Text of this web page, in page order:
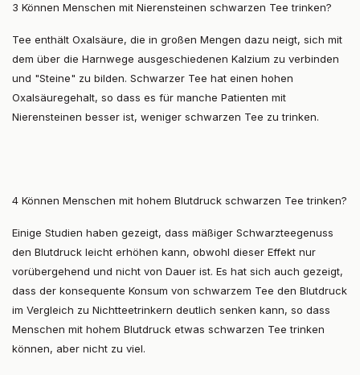
3 Können Menschen mit Nierensteinen schwarzen Tee trinken?
Tee enthält Oxalsäure, die in großen Mengen dazu neigt, sich mit
dem über die Harnwege ausgeschiedenen Kalzium zu verbinden
und "Steine" zu bilden. Schwarzer Tee hat einen hohen
Oxalsäuregehalt, so dass es für manche Patienten mit
Nierensteinen besser ist, weniger schwarzen Tee zu trinken.
4 Können Menschen mit hohem Blutdruck schwarzen Tee trinken?
Einige Studien haben gezeigt, dass mäßiger Schwarzteegenuss
den Blutdruck leicht erhöhen kann, obwohl dieser Effekt nur
vorübergehend und nicht von Dauer ist. Es hat sich auch gezeigt,
dass der konsequente Konsum von schwarzem Tee den Blutdruck
im Vergleich zu Nichtteetrinkern deutlich senken kann, so dass
Menschen mit hohem Blutdruck etwas schwarzen Tee trinken
können, aber nicht zu viel.